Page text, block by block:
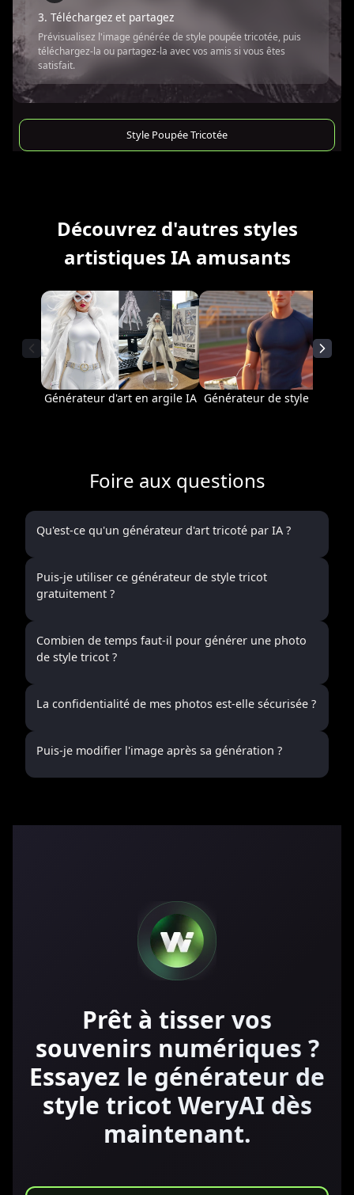
3. Téléchargez et partagez
Prévisualisez l'image générée de style poupée tricotée, puis
téléchargez-la ou partagez-la avec vos amis si vous êtes
satisfait.
Style Poupée Tricotée
Découvrez d'autres styles
artistiques IA amusants
Générateur d'art en argile IA Générateur de style Pixar IA
Foire aux questions
Qu'est-ce qu'un générateur d'art tricoté par IA ?
Puis-je utiliser ce générateur de style tricot
gratuitement ?
Combien de temps faut-il pour générer une photo
de style tricot ?
La confidentialité de mes photos est-elle sécurisée ?
Puis-je modifier l'image après sa génération ?
Prêt à tisser vos
souvenirs numériques ?
Essayez le générateur de
style tricot WeryAI dès
maintenant.